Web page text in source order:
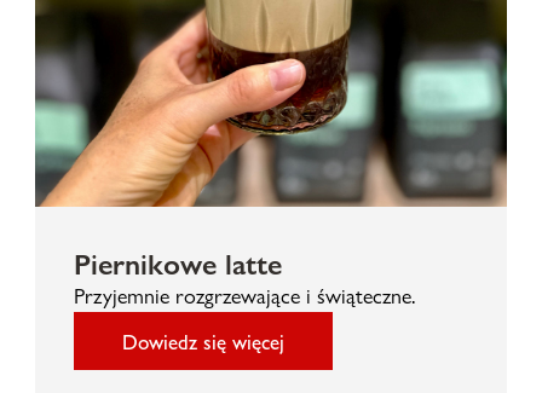
Piernikowe latte
Przyjemnie rozgrzewające i świąteczne.
Dowiedz się więcej